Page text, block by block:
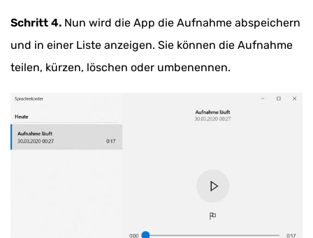
Schritt 4. Nun wird die App die Aufnahme abspeichern
und in einer Liste anzeigen. Sie können die Aufnahme
teilen, kürzen, löschen oder umbenennen.